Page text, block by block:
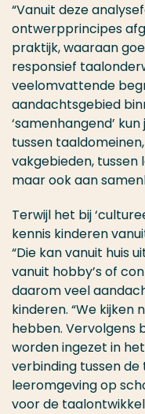
“Vanuit deze
ontwerpprincipes
praktijk, waaraan
responsief
veelomvattende
aandachtsgebied
‘samenhangend’
tussen
vakgebieden, tussen
maar ook aan
Terwijl het bij
kennis kinderen
“Die kan vanuit huis
vanuit hobby’s of
daarom veel
kinderen. “We kijken
hebben. Vervolgens
worden ingezet in
verbinding tussen
leeromgeving op
voor de